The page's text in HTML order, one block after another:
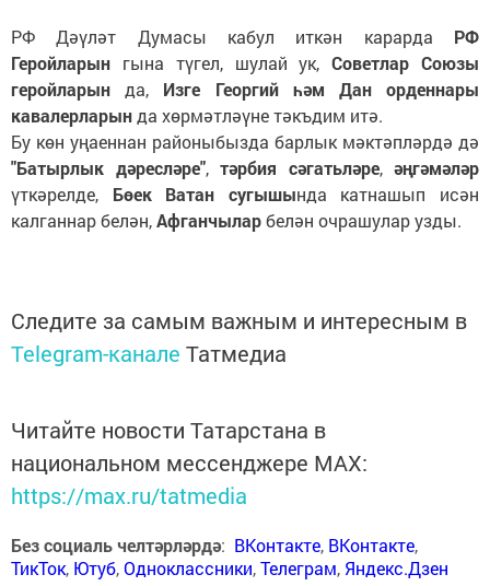
РФ Дәүләт Думасы кабул иткән карарда РФ
Геройларын гына түгел, шулай ук,Советлар Союзы
геройларын да, Изге Георгий һәм Дан орденнары
кавалерларында хөрмәтләүне тәкъдим итә.
Бу көн уңаеннан районыбызда барлык мәктәпләрдә дә
"Батырлык дәресләре", тәрбия сәгатьләре, әңгәмәләр
үткәрелде, Бөек Ватан сугышында катнашып исән
калганнар белән,Афганчыларбелән очрашулар узды.
Следите за самым важным и интересным в
Telegram-канале Татмедиа
Читайте новости Татарстана в
национальном мессенджере MАХ:
https://max.ru/tatmedia
Без социаль челтәрләрдә: ВКонтакте, ВКонтакте,
ТикТок, Ютуб,Одноклассники,Телеграм, Яндекс.Дзен